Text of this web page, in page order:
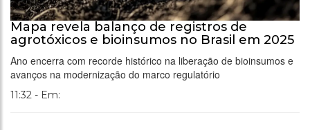
Mapa revela balanço de registros de
agrotóxicos e bioinsumos no Brasil em 2025
Ano encerra com recorde histórico na liberação de bioinsumos e
avanços na modernização do marco regulatório
11:32 - Em: